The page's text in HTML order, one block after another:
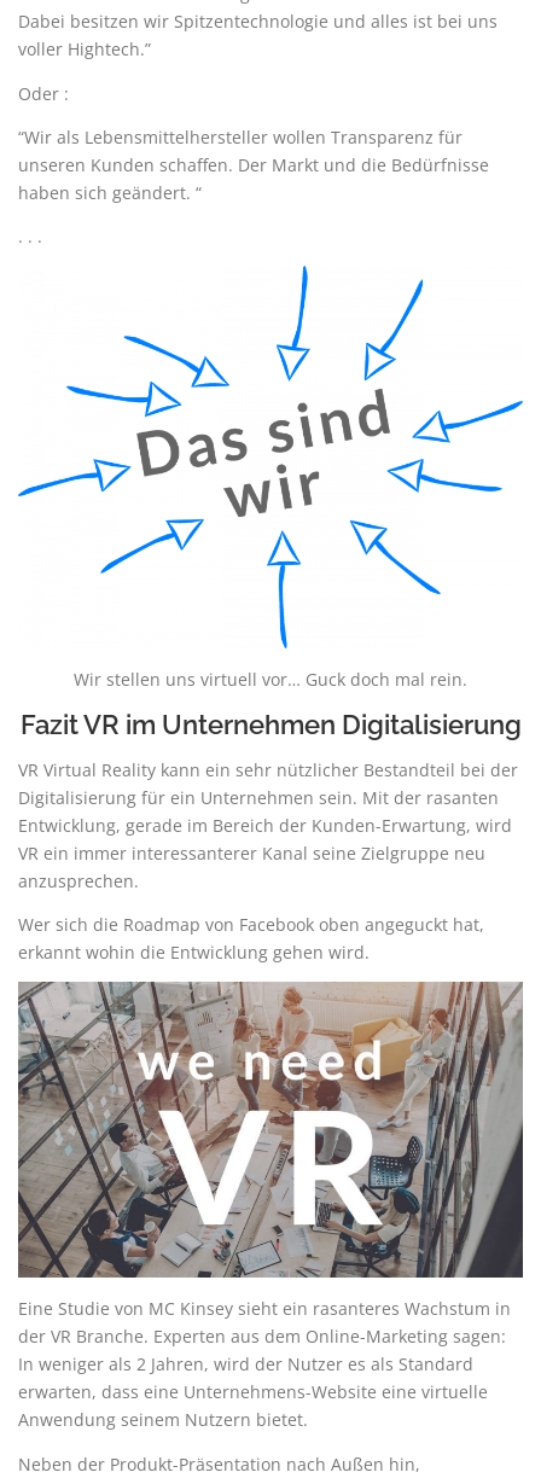
Dabei besitzen wir Spitzentechnologie und alles ist bei uns
voller Hightech.”
Oder :
“Wir als Lebensmittelhersteller wollen Transparenz für
unseren Kunden schaffen. Der Markt und die Bedürfnisse
haben sich geändert. “
. . .
Wir stellen uns virtuell vor… Guck doch mal rein.
Fazit VR im Unternehmen Digitalisierung
VR Virtual Reality kann ein sehr nützlicher Bestandteil bei der
Digitalisierung für ein Unternehmen sein. Mit der rasanten
Entwicklung, gerade im Bereich der Kunden-Erwartung, wird
VR ein immer interessanterer Kanal seine Zielgruppe neu
anzusprechen.
Wer sich die Roadmap von Facebook oben angeguckt hat,
erkannt wohin die Entwicklung gehen wird.
Eine Studie von MC Kinsey sieht ein rasanteres Wachstum in
der VR Branche. Experten aus dem Online-Marketing sagen:
In weniger als 2 Jahren, wird der Nutzer es als Standard
erwarten, dass eine Unternehmens-Website eine virtuelle
Anwendung seinem Nutzern bietet.
Neben der Produkt-Präsentation nach Außen hin,